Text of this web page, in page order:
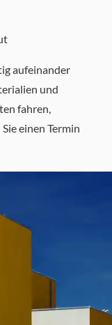
aufeinander
und
fahren,
einen Termin